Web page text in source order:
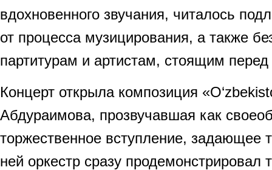
вдохновенного звучания, читалось
от процесса музицирования, а также
партитурам и артистам, стоящим
Концерт открыла композиция
Абдураимова, прозвучавшая как
торжественное вступление, задающее
ней оркестр сразу продемонстрировал